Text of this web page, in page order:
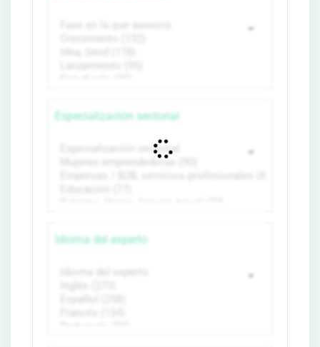
Especialización sectorial
Idioma del experto